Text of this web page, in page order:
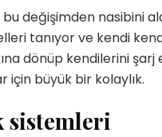
değişimden nasibini
tanıyor ve kendi
dönüp kendilerini
için büyük bir kolaylık.
sistemleri